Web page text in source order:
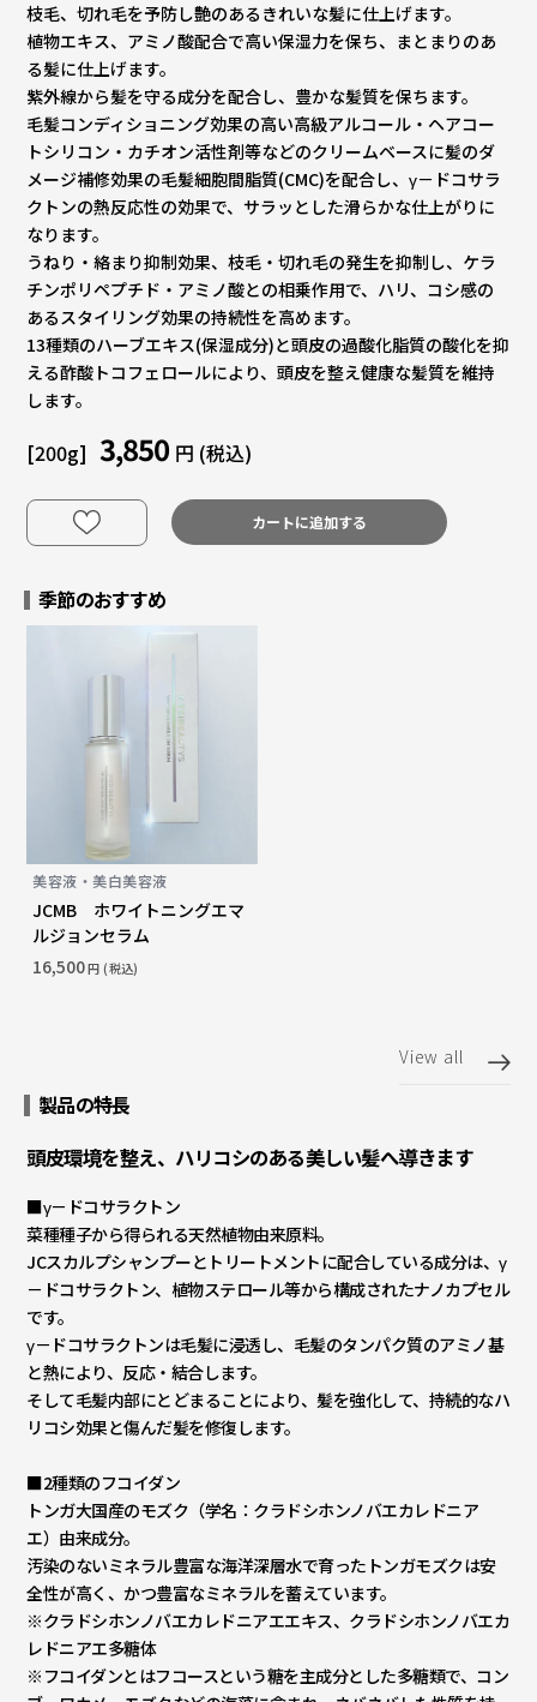
枝毛、切れ毛を予防し艶のあるきれいな髪に仕上げます。
植物エキス、アミノ酸配合で高い保湿力を保ち、まとまりのあ
る髪に仕上げます。
紫外線から髪を守る成分を配合し、豊かな髪質を保ちます。
毛髪コンディショニング効果の高い高級アルコール・ヘアコー
トシリコン・カチオン活性剤等などのクリームベースに髪のダ
メージ補修効果の毛髪細胞間脂質(CMC)を配合し、γ－ドコサラ
クトンの熱反応性の効果で、サラッとした滑らかな仕上がりに
なります。
うねり・絡まり抑制効果、枝毛・切れ毛の発生を抑制し、ケラ
チンポリペプチド・アミノ酸との相乗作用で、ハリ、コシ感の
あるスタイリング効果の持続性を高めます。
13種類のハーブエキス(保湿成分)と頭皮の過酸化脂質の酸化を抑
える酢酸トコフェロールにより、頭皮を整え健康な髪質を維持
します。
[200g] 3,850 円 (税込)
カートに追加する
季節のおすすめ
美容液・美白美容液
JCMB ホワイトニングエマ
ルジョンセラム
16,500円 (税込)
View all
製品の特長
頭皮環境を整え、ハリコシのある美しい髪へ導きます
■γ－ドコサラクトン
菜種種子から得られる天然植物由来原料。
JCスカルプシャンプーとトリートメントに配合している成分は、γ
－ドコサラクトン、植物ステロール等から構成されたナノカプセル
です。
γ－ドコサラクトンは毛髪に浸透し、毛髪のタンパク質のアミノ基
と熱により、反応・結合します。
そして毛髪内部にとどまることにより、髪を強化して、持続的なハ
リコシ効果と傷んだ髪を修復します。
■2種類のフコイダン
トンガ大国産のモズク（学名：クラドシホンノバエカレドニア
エ）由来成分。
汚染のないミネラル豊富な海洋深層水で育ったトンガモズクは安
全性が高く、かつ豊富なミネラルを蓄えています。
※クラドシホンノバエカレドニアエエキス、クラドシホンノバエカ
レドニアエ多糖体
※フコイダンとはフコースという糖を主成分とした多糖類で、コン